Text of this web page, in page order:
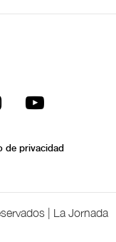
de privacidad
| La Jornada